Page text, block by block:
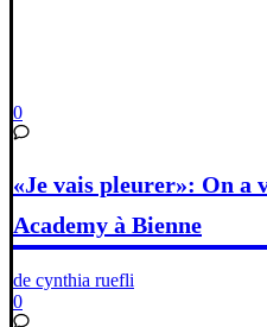
0
«Je vais pleurer»: On a
Academy à Bienne
de cynthia ruefli
0